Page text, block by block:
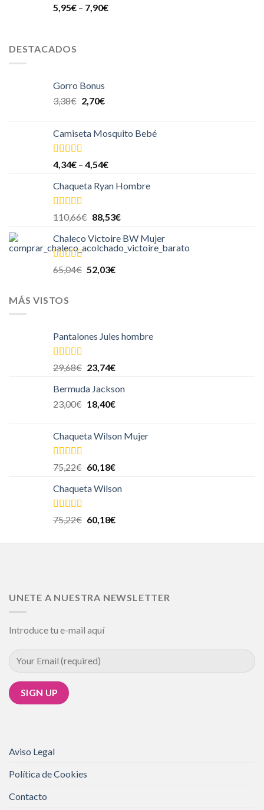
5,95€ – 7,90€
DESTACADOS
Gorro Bonus
3,38€ 2,70€
Camiseta Mosquito Bebé
Valorado
en
de
5
4,34€ – 4,54€
Chaqueta Ryan Hombre
Valorado
4.00
5
110,66€ 88,53€
Chaleco Victoire BW Mujer
Valorado en
5.00
65,04€ 52,03€
MÁS VISTOS
Pantalones Jules hombre
Valorado en
5.00
29,68€ 23,74€
Bermuda Jackson
23,00€ 18,40€
Chaqueta Wilson Mujer
Valorado en
5.00
75,22€ 60,18€
Chaqueta Wilson
Valorado en
5.00
75,22€ 60,18€
UNETE A NUESTRA NEWSLETTER
Introduce tu e-mail aquí
Aviso Legal
Política de Cookies
Contacto